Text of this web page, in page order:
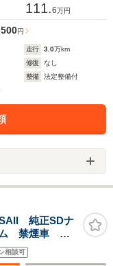
111.6万円
円
走行 3.0万km
修復
なし
整備
法定整備付
純正SDナ
ム 禁煙車 コ
ートライト
生 フルセグ
相談可